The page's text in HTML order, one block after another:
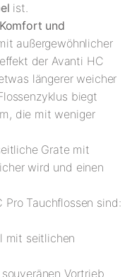
ist.
und
außergewöhnlicher
der Avanti HC
längerer weicher
biegt
die mit weniger
Grate mit
wird und einen
Tauchflossen sind:
mit seitlichen
Vortrieb